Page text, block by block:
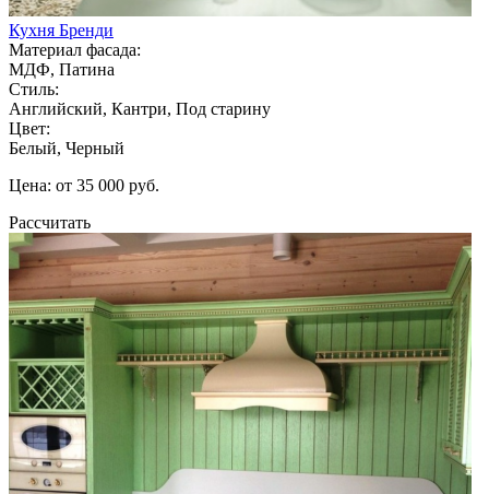
Кухня Бренди
Материал фасада:
МДФ, Патина
Стиль:
Английский, Кантри, Под старину
Цвет:
Белый, Черный
Цена: от 35 000 руб.
Рассчитать